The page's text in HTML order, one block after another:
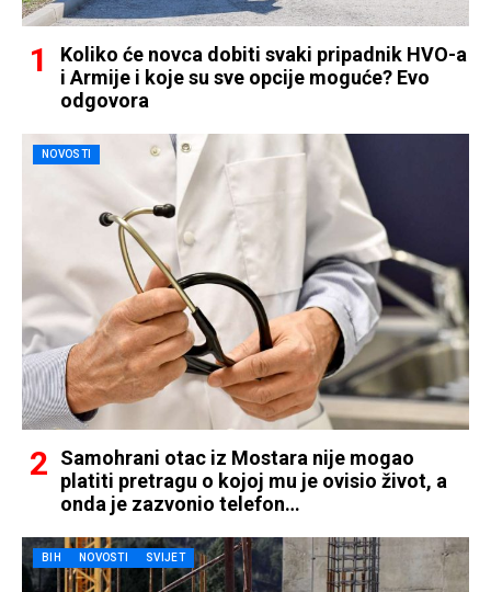
Koliko će novca dobiti svaki pripadnik HVO-a
i Armije i koje su sve opcije moguće? Evo
odgovora
NOVOSTI
Samohrani otac iz Mostara nije mogao
platiti pretragu o kojoj mu je ovisio život, a
onda je zazvonio telefon…
BIH NOVOSTI SVIJET